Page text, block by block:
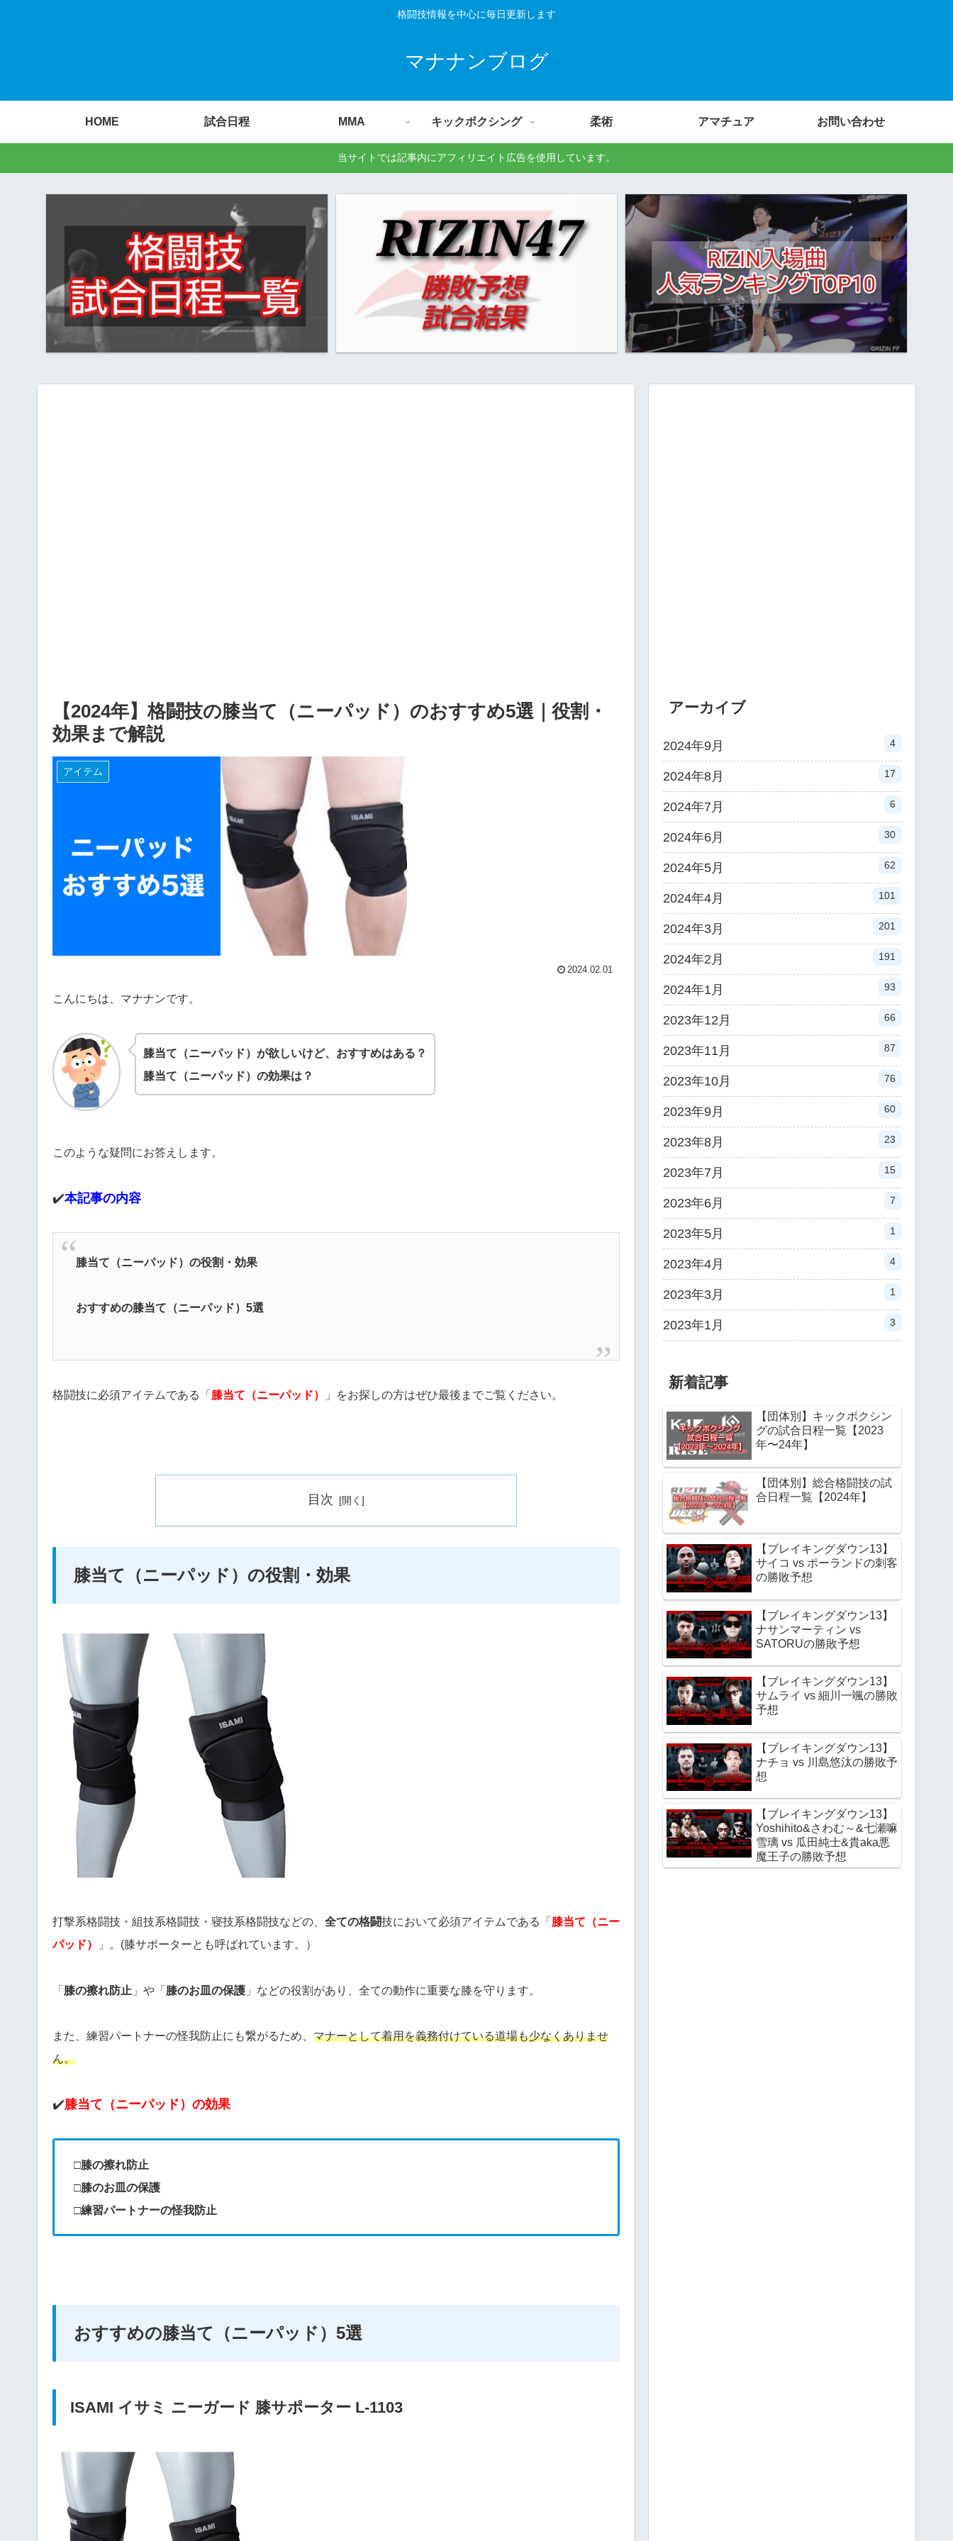
格闘技情報を中心に毎日更新します
マナナンブログ
HOME 試合日程 MMA キックボクシング 柔術 アマチュア お問い合わせ
当サイトでは記事内にアフィリエイト広告を使用しています。
【2024年】格闘技の膝当て（ニーパッド）のおすすめ5選｜役割・
効果まで解説
アイテム
2024.02.01
こんにちは、マナナンです。
膝当て（ニーパッド）が欲しいけど、おすすめはある？
膝当て（ニーパッド）の効果は？
このような疑問にお答えします。
✔️本記事の内容
膝当て（ニーパッド）の役割・効果
おすすめの膝当て（ニーパッド）5選
格闘技に必須アイテムである「 膝当て（ニーパッド） 」をお探しの方はぜひ最後までご覧ください。
目次
膝当て（ニーパッド）の役割・効果
打撃系格闘技・組技系格闘技・寝技系格闘技などの、 全ての格闘技において必須アイテムである「 膝当て（ニー
パッド）
」。(膝サポーターとも呼ばれています。）
「 膝の擦れ防止 」や「 膝のお皿の保護 」などの役割があり、全ての動作に重要な膝を守ります。
また、練習パートナーの怪我防止にも繋がるため、 マナーとして着用を義務付けている道場も少なくありませ
ん。
✔️膝当て（ニーパッド）の効果
□膝の擦れ防止
□膝のお皿の保護
□練習パートナーの怪我防止
おすすめの膝当て（ニーパッド）5選
ISAMI イサミ ニーガード 膝サポーター L-1103
アーカイブ
2024年9月 4
2024年8月 17
2024年7月 6
2024年6月 30
2024年5月 62
2024年4月 101
2024年3月 201
2024年2月 191
2024年1月 93
2023年12月 66
2023年11月 87
2023年10月 76
2023年9月 60
2023年8月 23
2023年7月 15
2023年6月 7
2023年5月 1
2023年4月 4
2023年3月 1
2023年1月 3
新着記事
【団体別】キックボクシン
グの試合日程一覧【2023
年〜24年】
【団体別】総合格闘技の試
合日程一覧【2024年】
【ブレイキングダウン13】
サイコ vs ポーランドの刺客
の勝敗予想
【ブレイキングダウン13】
ナサンマーティン vs
SATORUの勝敗予想
【ブレイキングダウン13】
サムライ vs 細川一颯の勝敗
予想
【ブレイキングダウン13】
ナチョ vs 川島悠汰の勝敗予
想
【ブレイキングダウン13】
Yoshihito&さわむ～&七瀬嘛
雪璃 vs 瓜田純士&貴aka悪
魔王子の勝敗予想